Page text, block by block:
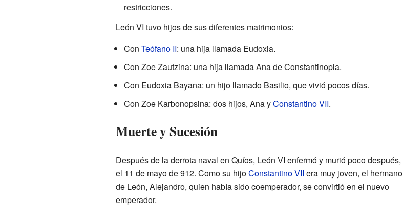
restricciones.
León VI tuvo hijos de sus diferentes matrimonios:
Con Teófano II: una hija llamada Eudoxia.
Con Zoe Zautzina: una hija llamada Ana de Constantinopla.
Con Eudoxia Bayana: un hijo llamado Basilio, que vivió pocos días.
Con Zoe Karbonopsina: dos hijos, Ana yConstantino VII.
Muerte y Sucesión
Después de la derrota naval en Quíos, León VI enfermó y murió poco después,
el 11 de mayo de 912. Como su hijoConstantino VII era muy joven, el hermano
de León, Alejandro, quien había sido coemperador, se convirtió en el nuevo
emperador.